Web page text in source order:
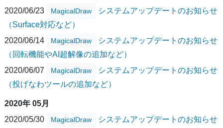
2020/06/23
MagicalDraw
システムアップデートのお知らせ
（Surface対応など）
2020/06/14
MagicalDraw
システムアップデートのお知らせ
（回転機能やAI超解像の追加など）
2020/06/07
MagicalDraw
システムアップデートのお知らせ
（投げなわツールの追加など）
2020年 05月
2020/05/30
MagicalDraw
システムアップデートのお知らせ